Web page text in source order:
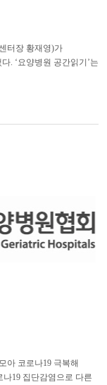
터장 황재영)가
. ‘요양병원 공간읽기’는
아 코로나19 극복해
19 집단감염으로 다른